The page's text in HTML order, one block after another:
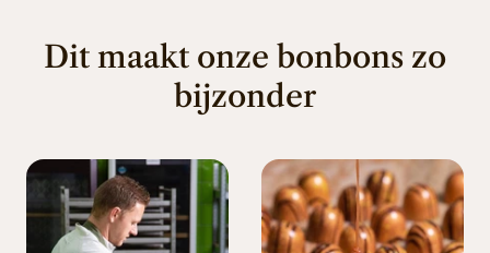
Dit maakt onze bonbons zo
bijzonder